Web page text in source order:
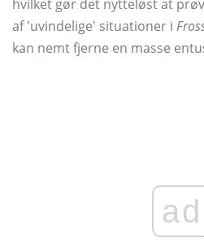
hvilket gør det nytteløst at
af ​​'uvindelige' situationer i
kan nemt fjerne en masse
ad